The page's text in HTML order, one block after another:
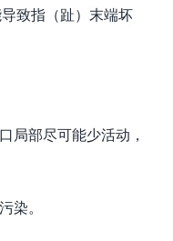
致指（趾）末端坏
局部尽可能少活动，
染。